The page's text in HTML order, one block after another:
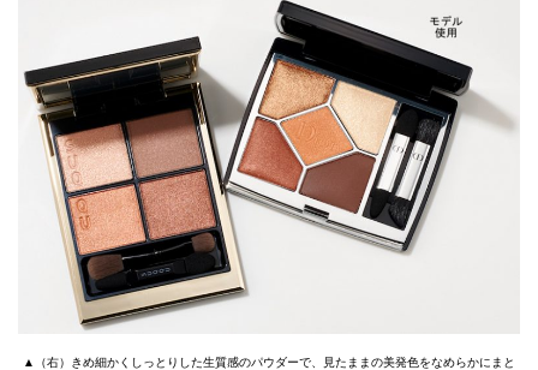
▲（右）きめ細かくしっとりした生質感のパウダーで、見たままの美発色をなめらかにまと